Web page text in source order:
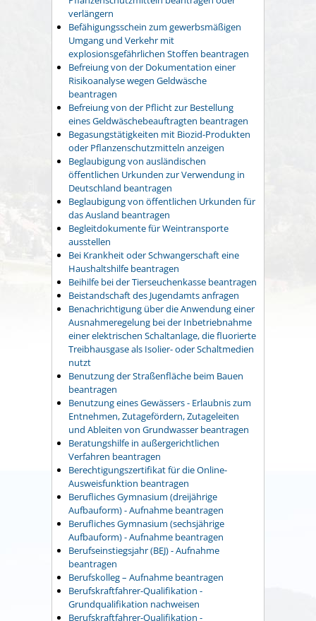
verlängern
Befähigungsschein zum gewerbsmäßigen
Umgang und Verkehr mit
explosionsgefährlichen Stoffen beantragen
Befreiung von der Dokumentation einer
Risikoanalyse wegen Geldwäsche
beantragen
Befreiung von der Pflicht zur Bestellung
eines Geldwäschebeauftragten beantragen
Begasungstätigkeiten mit Biozid-Produkten
oder Pflanzenschutzmitteln anzeigen
Beglaubigung von ausländischen
öffentlichen Urkunden zur Verwendung in
Deutschland beantragen
Beglaubigung von öffentlichen Urkunden für
das Ausland beantragen
Begleitdokumente für Weintransporte
ausstellen
Bei Krankheit oder Schwangerschaft eine
Haushaltshilfe beantragen
Beihilfe bei der Tierseuchenkasse beantragen
Beistandschaft des Jugendamts anfragen
Benachrichtigung über die Anwendung einer
Ausnahmeregelung bei der Inbetriebnahme
einer elektrischen Schaltanlage, die fluorierte
Treibhausgase als Isolier- oder Schaltmedien
nutzt
Benutzung der Straßenfläche beim Bauen
beantragen
Benutzung eines Gewässers - Erlaubnis zum
Entnehmen, Zutagefördern, Zutageleiten
und Ableiten von Grundwasser beantragen
Beratungshilfe in außergerichtlichen
Verfahren beantragen
Berechtigungszertifikat für die Online-
Ausweisfunktion beantragen
Berufliches Gymnasium (dreijährige
Aufbauform) - Aufnahme beantragen
Berufliches Gymnasium (sechsjährige
Aufbauform) - Aufnahme beantragen
Berufseinstiegsjahr (BEJ) - Aufnahme
beantragen
Berufskolleg – Aufnahme beantragen
Berufskraftfahrer-Qualifikation -
Grundqualifikation nachweisen
Berufskraftfahrer-Qualifikation -